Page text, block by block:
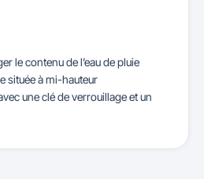
le contenu de l’eau de pluie
située à mi-hauteur
une clé de verrouillage et un